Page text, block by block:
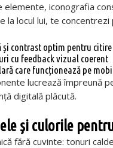
elemente, iconografia
la locul lui, te
contrast optim pentru citire
cu feedback vizual coerent
care funcționează pe
lucrează împreună
digitală plăcută.
și culorile
fără cuvinte: tonuri